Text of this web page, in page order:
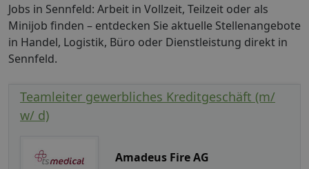
Jobs in Sennfeld: Arbeit in Vollzeit, Teilzeit oder als
Minijob finden – entdecken Sie aktuelle Stellenangebote
in Handel, Logistik, Büro oder Dienstleistung direkt in
Sennfeld.
Teamleiter gewerbliches Kreditgeschäft (m/
w/ d)
Amadeus Fire AG